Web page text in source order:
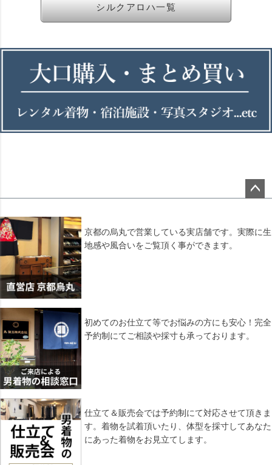
シルクアロハ一覧
ップ
京都の烏丸で営業している実店舗です。実際に生
地感や風合いをご覧頂く事ができます。
初めてのお仕立て等でお悩みの方にも安心！完全
予約制にてご相談や採寸も承っております。
仕立て＆販売会では予約制にて対応させて頂きま
す。着物を試着頂いたり、体型を採寸してあなた
にあった着物をお見立てします。